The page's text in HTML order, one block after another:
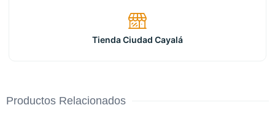
Tienda Ciudad Cayalá
Productos Relacionados